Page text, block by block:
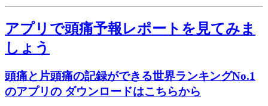
アプリで頭痛予報レポートを見てみま
しょう
頭痛と片頭痛の記録ができる世界ランキングNo.1
のアプリの ダウンロードはこちらから